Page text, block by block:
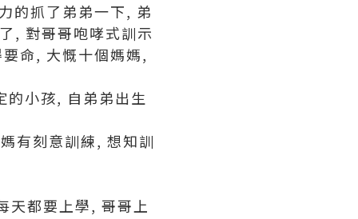
的抓了弟弟一下, 弟
, 對哥哥咆哮式訓示
命, 大慨十個媽媽,
的小孩, 自弟弟出生
有刻意訓練, 想知訓
天都要上學, 哥哥上